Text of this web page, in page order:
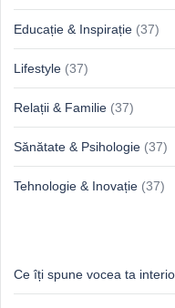
Educație & Inspirație (37)
Lifestyle (37)
Relații & Familie (37)
Sănătate & Psihologie (37)
Tehnologie & Inovație (37)
Ce îți spune vocea ta